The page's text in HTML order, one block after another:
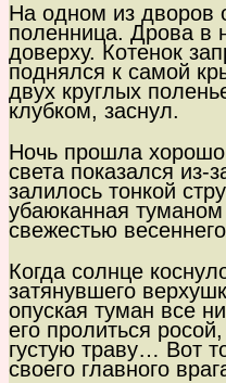
На одном из дворов
поленница. Дрова в
доверху. Котенок
поднялся к самой
двух круглых
клубком, заснул.
Ночь прошла
света показался из-
залилось тонкой
убаюканная
свежестью
Когда солнце
затянувшего
опуская туман все
его пролиться
густую траву… Вот
своего главного